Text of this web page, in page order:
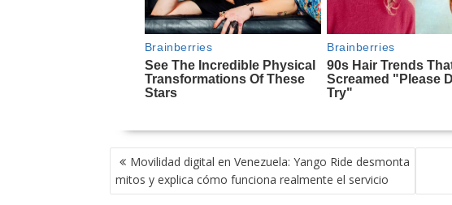
NAVEGACIÓN
DE
ENTRADAS
Movilidad digital en Venezuela: Yango Ride desmonta
mitos y explica cómo funciona realmente el servicio